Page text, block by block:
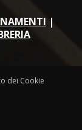
|
dei Cookie